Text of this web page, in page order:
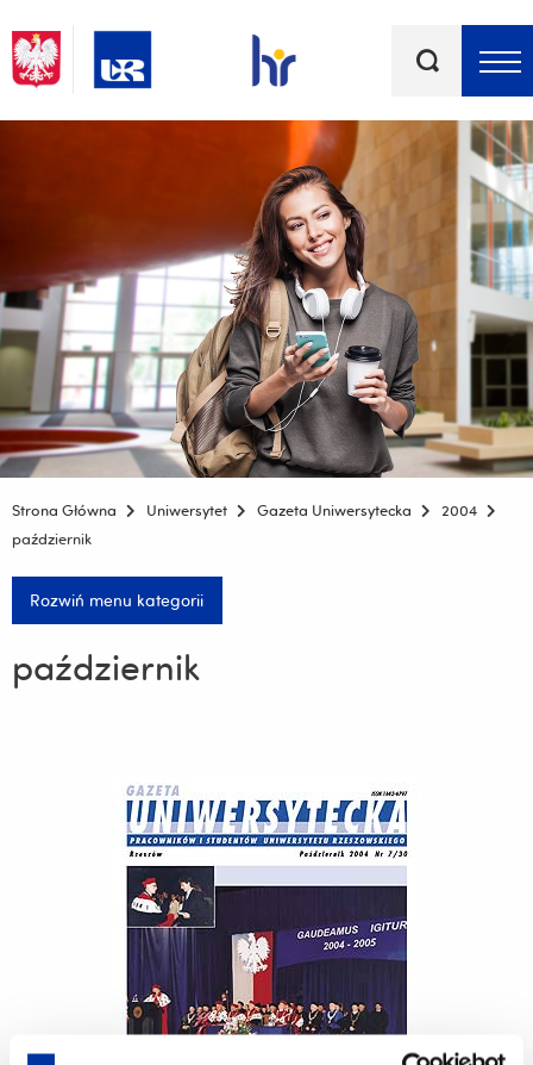
kluczowe
Strona Główna Uniwersytet Gazeta Uniwersytecka
2004
październik
Rozwiń menu kategorii
październik